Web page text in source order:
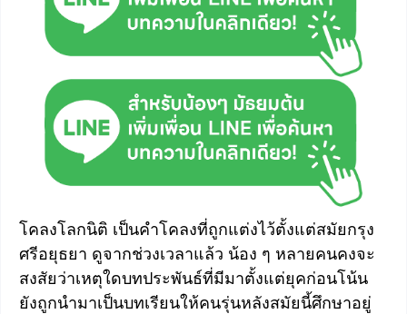
โคลงโลกนิติ เป็นคำโคลงที่ถูกแต่งไว้ตั้งแต่สมัยกรุง
ศรีอยุธยา ดูจากช่วงเวลาแล้ว น้อง ๆ หลายคนคงจะ
สงสัยว่าเหตุใดบทประพันธ์ที่มีมาตั้งแต่ยุคก่อนโน้น
ยังถูกนำมาเป็นบทเรียนให้คนรุ่นหลังสมัยนี้ศึกษาอยู่